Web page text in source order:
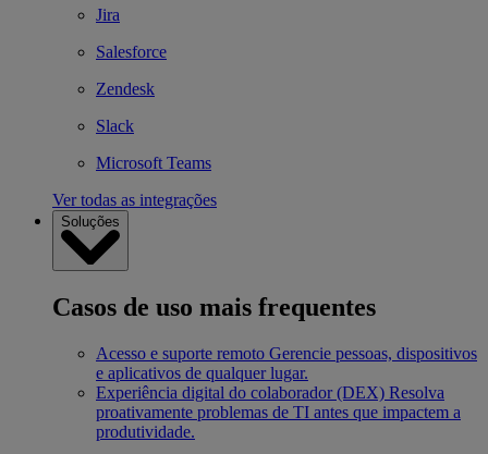
Jira
Salesforce
Zendesk
Slack
Microsoft Teams
Ver todas as integrações
Soluções
Casos de uso mais frequentes
Acesso e suporte remoto Gerencie pessoas, dispositivos
e aplicativos de qualquer lugar.
Experiência digital do colaborador (DEX) Resolva
proativamente problemas de TI antes que impactem a
produtividade.